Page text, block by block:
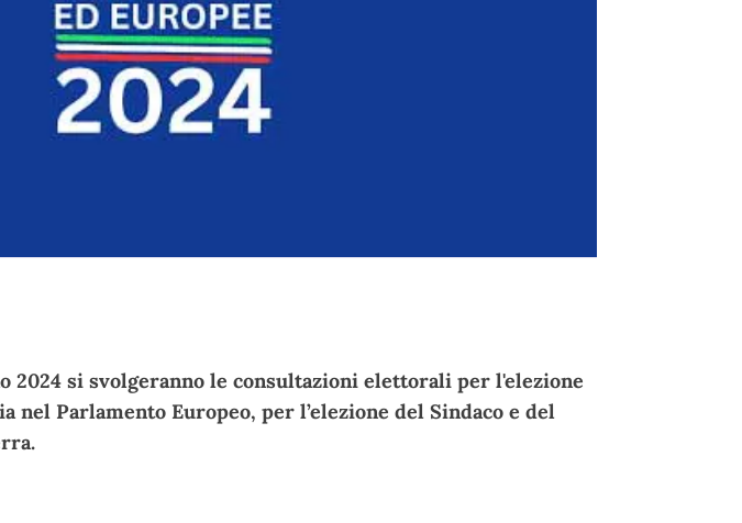
2024 si svolgeranno le consultazioni elettorali per l'elezione
Parlamento Europeo, per l’elezione del Sindaco e del